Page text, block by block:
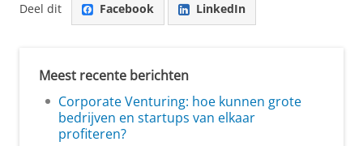
Deel dit Facebook LinkedIn
Meest recente berichten
Corporate Venturing: hoe kunnen grote
bedrijven en startups van elkaar
profiteren?